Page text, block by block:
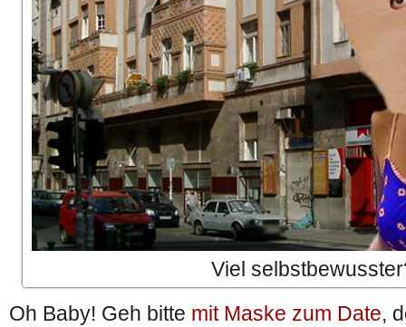
Viel
Oh Baby! Geh bitte mit Maske zum Date,